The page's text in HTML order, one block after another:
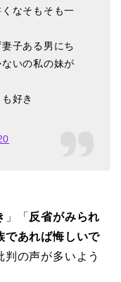
なそもそも一
子ある男にち
いの私の妹が
好き
」「 反省がみられ
であれば悔しいで
判の声が多いよう